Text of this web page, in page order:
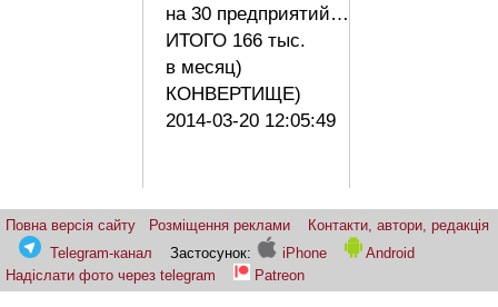
на 30 предприятий…
ИТОГО 166 тыс.
в месяц)
КОНВЕРТИЩЕ)
2014-03-20 12:05:49
Повна версія сайту Розміщення реклами
Контакти, автори, редакція
Telegram-канал
Застосунок: iPhone
Android
Надіслати фото через telegram
Patreon